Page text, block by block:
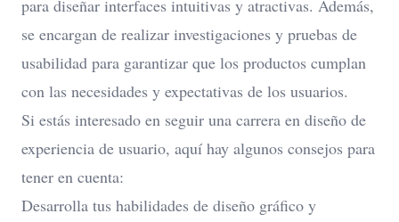
para diseñar interfaces intuitivas y atractivas. Además,
se encargan de realizar investigaciones y pruebas de
usabilidad para garantizar que los productos cumplan
con las necesidades y expectativas de los usuarios.
Si estás interesado en seguir una carrera en diseño de
experiencia de usuario, aquí hay algunos consejos para
tener en cuenta:
Desarrolla tus habilidades de diseño gráfico y